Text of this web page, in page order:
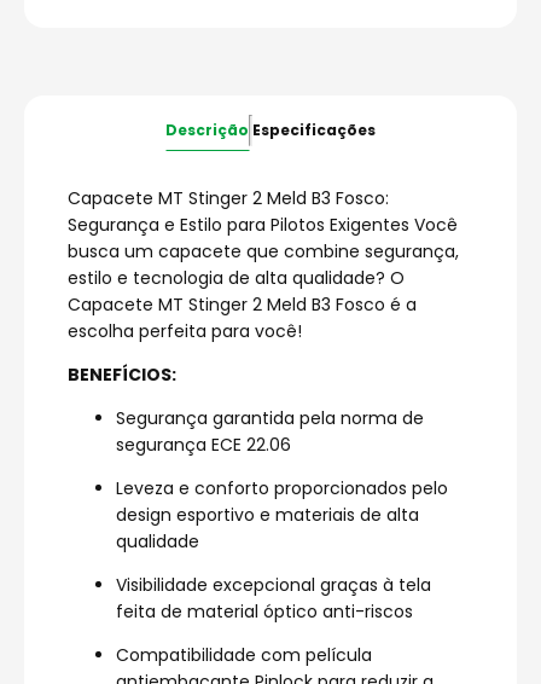
Descrição Especificações
Capacete MT Stinger 2 Meld B3 Fosco:
Segurança e Estilo para Pilotos Exigentes Você
busca um capacete que combine segurança,
estilo e tecnologia de alta qualidade? O
Capacete MT Stinger 2 Meld B3 Fosco é a
escolha perfeita para você!
BENEFÍCIOS:
Segurança garantida pela norma de
segurança ECE 22.06
Leveza e conforto proporcionados pelo
design esportivo e materiais de alta
qualidade
Visibilidade excepcional graças à tela
feita de material óptico anti-riscos
Compatibilidade com película